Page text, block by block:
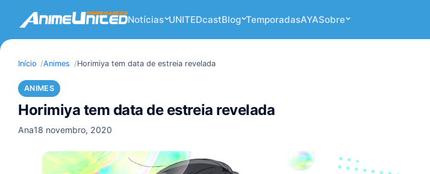
Notícias UNITEDcastBlog TemporadasAYASobre
Início Animes Horimiya tem data de estreia revelada
ANIMES
Horimiya tem data de estreia revelada
Ana18 novembro, 2020